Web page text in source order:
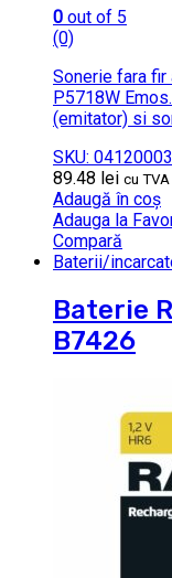
0 out of 5
(0)
Sonerie fara
P5718W
(emitator) si
SKU:
89.48 lei cu TVA
Adaugă în coș
Adauga la
Compară
Baterii/
Baterie
B7426